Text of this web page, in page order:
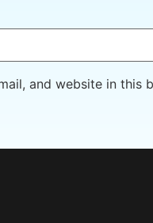
and website in